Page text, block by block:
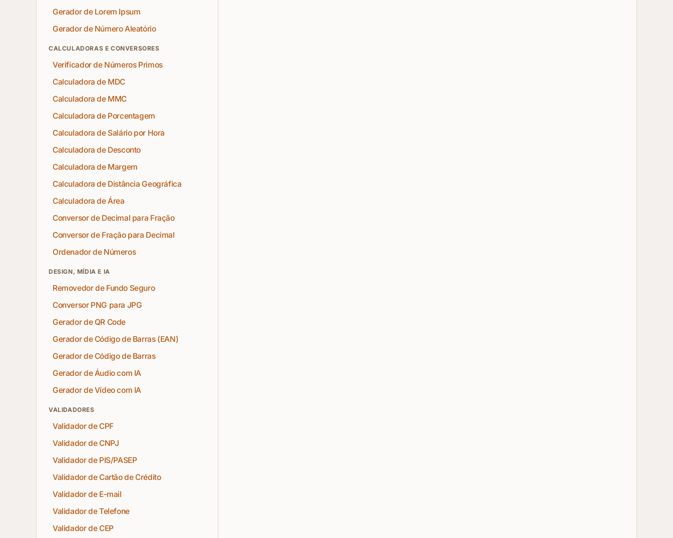
Gerador de Lorem Ipsum
Gerador de Número Aleatório
CALCULADORAS E CONVERSORES
Verificador de Números Primos
Calculadora de MDC
Calculadora de MMC
Calculadora de Porcentagem
Calculadora de Salário por Hora
Calculadora de Desconto
Calculadora de Margem
Calculadora de Distância Geográfica
Calculadora de Área
Conversor de Decimal para Fração
Conversor de Fração para Decimal
Ordenador de Números
DESIGN, MÍDIA E IA
Removedor de Fundo Seguro
Conversor PNG para JPG
Gerador de QR Code
Gerador de Código de Barras (EAN)
Gerador de Código de Barras
Gerador de Áudio com IA
Gerador de Vídeo com IA
VALIDADORES
Validador de CPF
Validador de CNPJ
Validador de PIS/PASEP
Validador de Cartão de Crédito
Validador de E-mail
Validador de Telefone
Validador de CEP